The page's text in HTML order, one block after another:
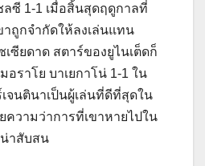
ลซี 1-1 เมื่อสิ้นสุดฤดูกาลที่
ถูกจำกัดให้ลงเล่นแทน
ซียดาด สตาร์ของยูไนเต็ดก็
อราโย บาเยกาโน่ 1-1 ใน
จนตินาเป็นผู้เล่นที่ดีที่สุดใน
วามว่าการที่เขาหายไปใน
าสับสน